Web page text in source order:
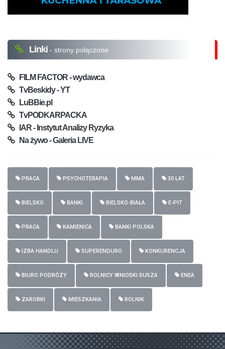
Linki - strony połączone
FILM FACTOR - wydawca
TvBeskidy - YT
LuBBie.pl
TvPODKARPACKA
IAR - Instytut Analizy Ryzyka
Na żywo - Galeria LIVE
PRACA PSYCHOTERAPIA MMA 30 LAT
BIELSKO BANKI BIELSKO-BIAŁA E-PIT
PRACA KAMIENICA BANKI POLSKA
IZBA HANDLU SUPERENDURO KONKURENCJA
BIURO PODRÓZY ROLNICY WNIOSKI SUSZA ENEA
ZAROBKI MIESZKANIA ROLNIK